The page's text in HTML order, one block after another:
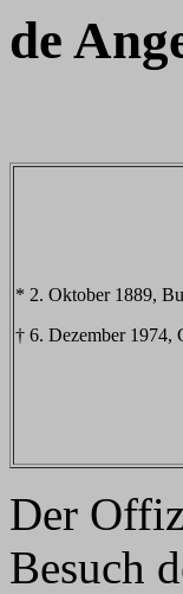
de
* 2. Oktober 1889,
† 6. Dezember 1974,
Der
Besuch